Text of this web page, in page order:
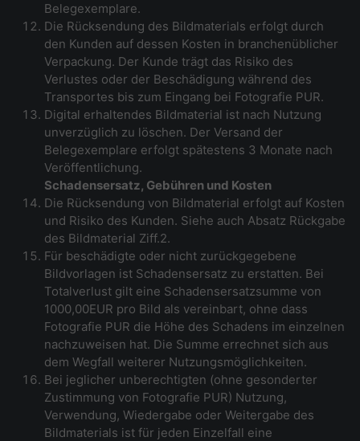
Belegexemplare.
Die Rücksendung des Bildmaterials erfolgt durch
den Kunden auf dessen Kosten in branchenüblicher
Verpackung. Der Kunde trägt das Risiko des
Verlustes oder der Beschädigung während des
Transportes bis zum Eingang bei Fotografie PUR.
Digital erhaltendes Bildmaterial ist nach Nutzung
unverzüglich zu löschen. Der Versand der
Belegexemplare erfolgt spätestens 3 Monate nach
Veröffentlichung.
Schadensersatz, Gebühren und Kosten
Die Rücksendung von Bildmaterial erfolgt auf Kosten
und Risiko des Kunden. Siehe auch Absatz Rückgabe
des Bildmaterial Ziff.2.
Für beschädigte oder nicht zurückgegebene
Bildvorlagen ist Schadensersatz zu erstatten. Bei
Totalverlust gilt eine Schadensersatzsumme von
1000,00EUR pro Bild als vereinbart, ohne dass
Fotografie PUR die Höhe des Schadens im einzelnen
nachzuweisen hat. Die Summe errechnet sich aus
dem Wegfall weiterer Nutzungsmöglichkeiten.
Bei jeglicher unberechtigten (ohne gesonderter
Zustimmung von Fotografie PUR) Nutzung,
Verwendung, Wiedergabe oder Weitergabe des
Bildmaterials ist für jeden Einzelfall eine